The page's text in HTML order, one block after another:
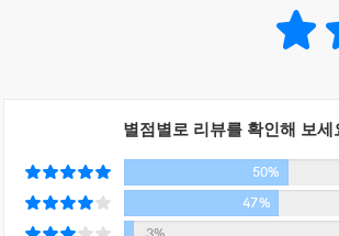
막까지 다 끄고 나면 귀신이 나온다고 하는
본의 많은 미스터리 작가들에게 영감을
별점별로 리뷰를 확인해 보세
50%
47%